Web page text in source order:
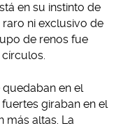
en su instinto de
ni exclusivo de
de renos fue
en el
giraban en el
más altas. La